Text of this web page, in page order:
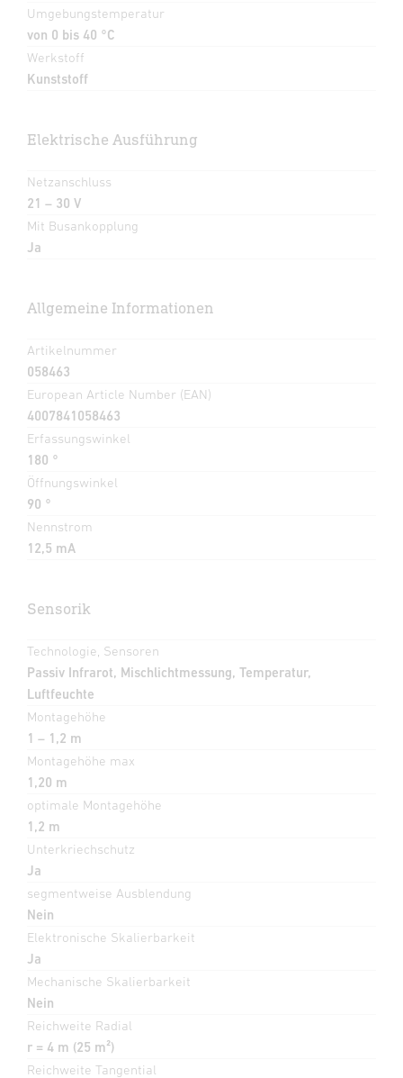
Umgebungstemperatur
von 0 bis 40 °C
Werkstoff
Kunststoff
Elektrische Ausführung
Netzanschluss
21 – 30 V
Mit Busankopplung
Ja
Allgemeine Informationen
Artikelnummer
058463
European Article Number (EAN)
4007841058463
Erfassungswinkel
180 °
Öffnungswinkel
90 °
Nennstrom
12,5 mA
Sensorik
Technologie, Sensoren
Passiv Infrarot, Mischlichtmessung, Temperatur,
Luftfeuchte
Montagehöhe
1 – 1,2 m
Montagehöhe max
1,20 m
optimale Montagehöhe
1,2 m
Unterkriechschutz
Ja
segmentweise Ausblendung
Nein
Elektronische Skalierbarkeit
Ja
Mechanische Skalierbarkeit
Nein
Reichweite Radial
r = 4 m (25 m²)
Reichweite Tangential